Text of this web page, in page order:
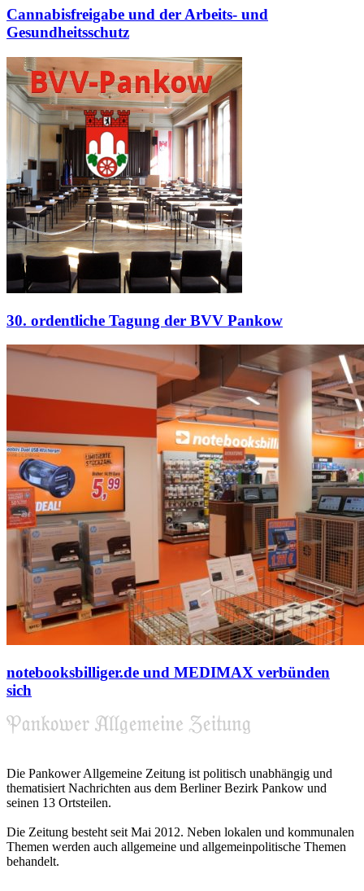
Cannabisfreigabe und der Arbeits- und
Gesundheitsschutz
30. ordentliche Tagung der BVV Pankow
notebooksbilliger.de und MEDIMAX verbünden
sich
Die Pankower Allgemeine Zeitung ist politisch unabhängig und
thematisiert Nachrichten aus dem Berliner Bezirk Pankow und
seinen 13 Ortsteilen.
Die Zeitung besteht seit Mai 2012. Neben lokalen und kommunalen
Themen werden auch allgemeine und allgemeinpolitische Themen
behandelt.